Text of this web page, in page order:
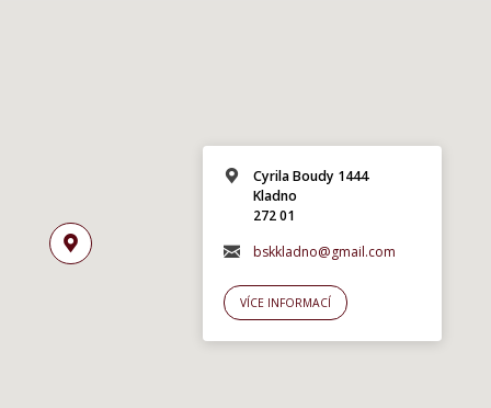
Cyrila Boudy 1444
Kladno
272 01
bskkladno@gmail.com
VÍCE INFORMACÍ